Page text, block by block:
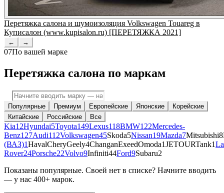
Перетяжка салона и шумоизоляция Volkswagen Touareg в
Куписалон (www.kupisalon.ru) [ПЕРЕТЯЖКА 2021]
← →
07По вашей марке
Перетяжка салона по маркам
Популярные Премиум Европейские Японские
Корейские
Китайские
Российские Все
Kia12Hyundai5Toyota149Lexus118BMW122Mercedes-
Benz127Audi112Volkswagen45Skoda5Nissan19Mazda7Mitsubishi8
(ВАЗ)1HavalCheryGeely4ChanganExeedOmoda1JETOURTank1
Rover24Porsche22Volvo9Infiniti44Ford9Subaru2
Показаны популярные. Своей нет в списке? Начните вводить
— у нас 400+ марок.